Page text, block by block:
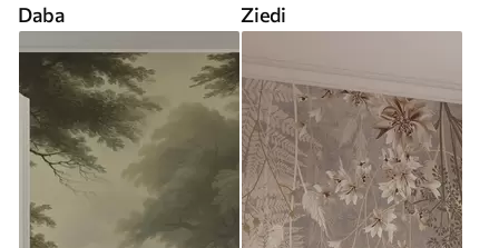
Daba Ziedi